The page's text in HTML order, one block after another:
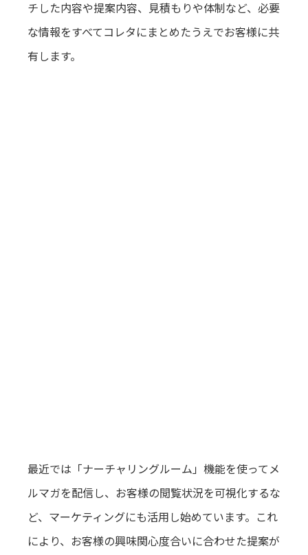
チした内容や提案内容、見積もりや体制など、必要
な情報をすべてコレタにまとめたうえでお客様に共
有します。
最近では「ナーチャリングルーム」機能を使ってメ
ルマガを配信し、お客様の閲覧状況を可視化するな
ど、マーケティングにも活用し始めています。これ
により、お客様の興味関心度合いに合わせた提案が